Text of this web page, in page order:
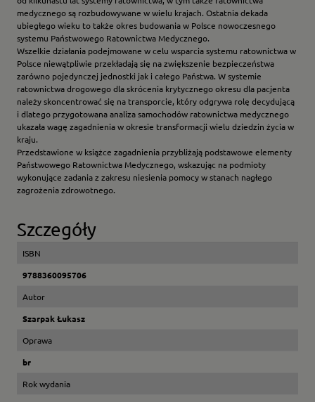
medycznego są rozbudowywane w wielu krajach. Ostatnia dekada
ubiegłego wieku to także okres budowania w Polsce nowoczesnego
systemu Państwowego Ratownictwa Medycznego.
Wszelkie działania podejmowane w celu wsparcia systemu ratownictwa w
Polsce niewątpliwie przekładają się na zwiększenie bezpieczeństwa
zarówno pojedynczej jednostki jak i całego Państwa. W systemie
ratownictwa drogowego dla skrócenia krytycznego okresu dla pacjenta
należy skoncentrować się na transporcie, który odgrywa rolę decydującą
i dlatego przygotowana analiza samochodów ratownictwa medycznego
ukazała wagę zagadnienia w okresie transformacji wielu dziedzin życia w
kraju.
Przedstawione w książce zagadnienia przybliżają podstawowe elementy
Państwowego Ratownictwa Medycznego, wskazując na podmioty
wykonujące zadania z zakresu niesienia pomocy w stanach nagłego
zagrożenia zdrowotnego.
Szczegóły
ISBN
9788360095706
Autor
Szarpak Łukasz
Oprawa
br
Rok wydania